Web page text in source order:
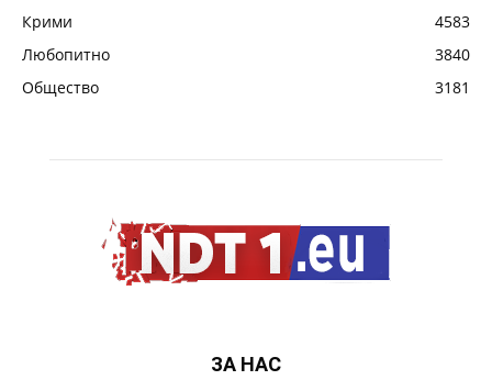
Крими
4583
Любопитно
3840
Общество
3181
ЗА НАС